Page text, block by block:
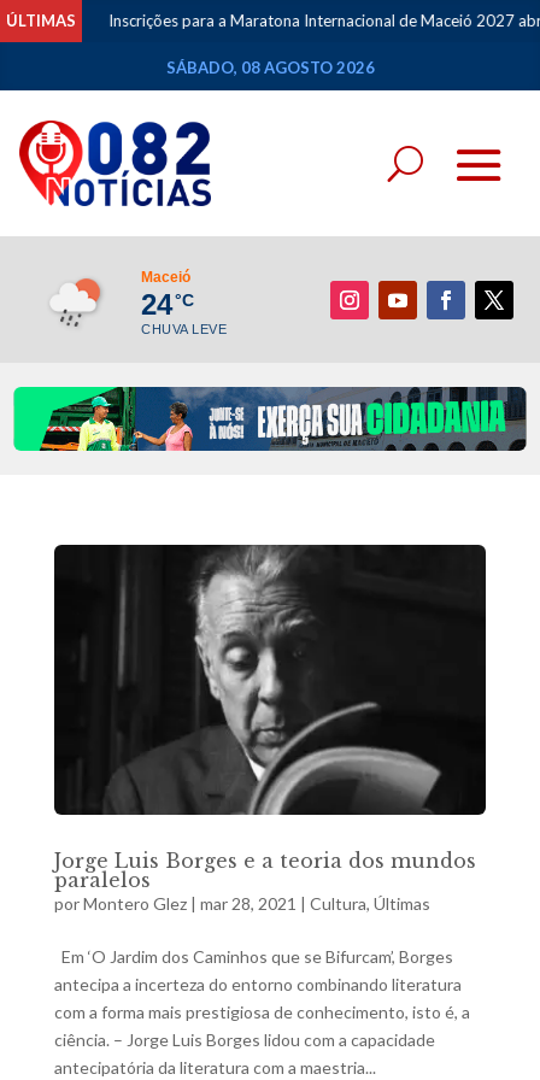
ÚLTIMAS Inscrições para a Maratona Internacional de Maceió 2027
SÁBADO, 08 AGOSTO 2026
Maceió
24°C
CHUVA LEVE
Jorge Luis Borges e a teoria dos mundos
paralelos
porMontero Glez| mar 28, 2021 | Cultura, Últimas
Em ‘O Jardim dos Caminhos que se Bifurcam’, Borges
antecipa a incerteza do entorno combinando literatura
com a forma mais prestigiosa de conhecimento, isto é, a
ciência. – Jorge Luis Borges lidou com a capacidade
antecipatória da literatura com a maestria...